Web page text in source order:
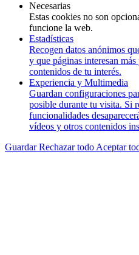
Necesarias
Estas cookies no son
funcione la web.
Estadísticas
Recogen datos anónimos
y que páginas interesan
contenidos de tu interés.
Experiencia y Multimedia
Guardan configuraciones
posible durante tu visita. Si
funcionalidades
vídeos y otros contenidos
GuardarRechazar todo Aceptar